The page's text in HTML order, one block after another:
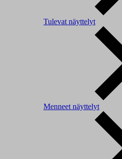
Tulevat näyttelyt
Menneet näyttelyt